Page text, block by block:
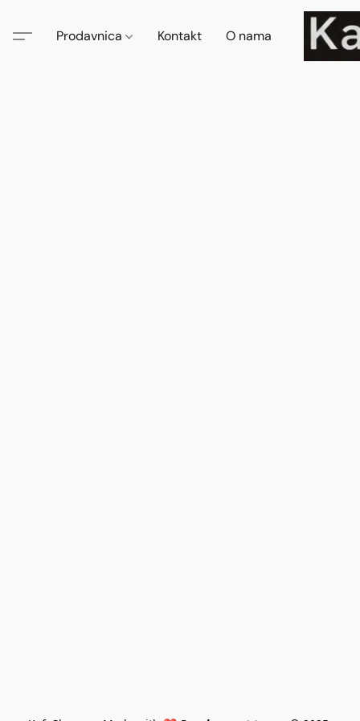
Prodavnica Kontakt O nama